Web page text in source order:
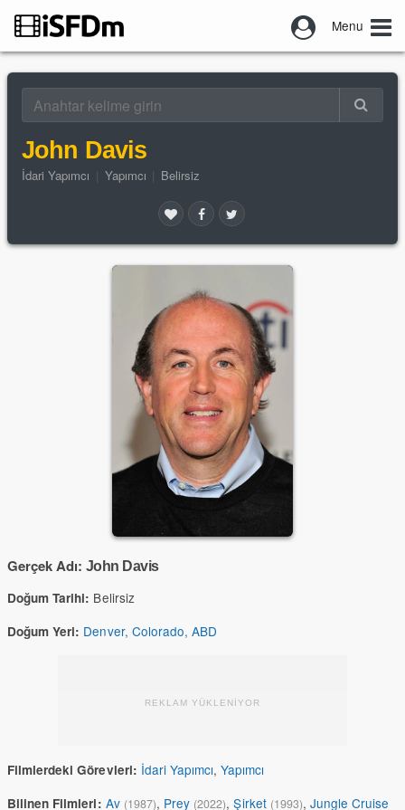
Menu
John Davis
İdari Yapımcı Yapımcı Belirsiz
Gerçek Adı: John Davis
Doğum Tarihi: Belirsiz
Doğum Yeri: Denver, Colorado, ABD
REKLAM YÜKLENİYOR
Filmlerdeki Görevleri: İdari Yapımcı,Yapımcı
Bilinen Filmleri: Av (1987), Prey (2022),Şirket (1993), Jungle Cruise